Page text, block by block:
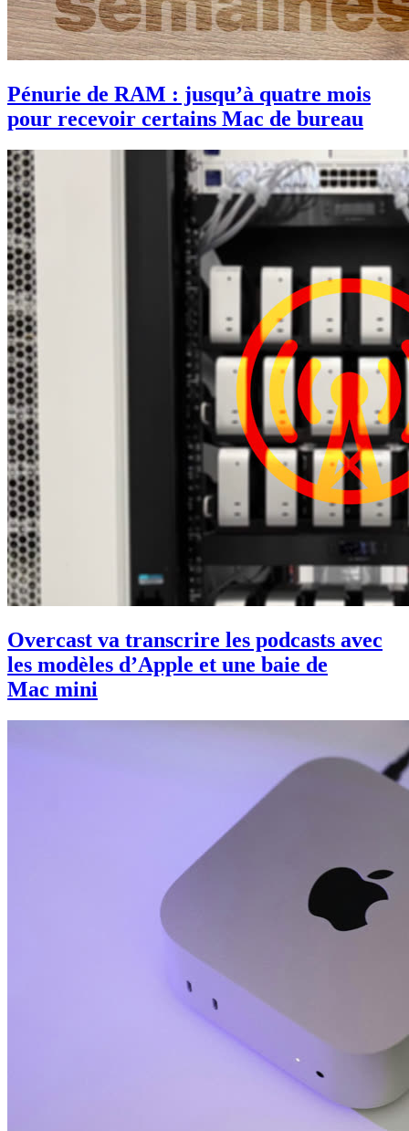
Pénurie de RAM : jusqu’à quatre mois
pour recevoir certains Mac de bureau
Overcast va transcrire les podcasts avec
les modèles d’Apple et une baie de
Mac mini